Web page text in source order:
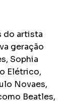
do artista
geração
Sophia
Elétrico,
Novaes,
Beatles,